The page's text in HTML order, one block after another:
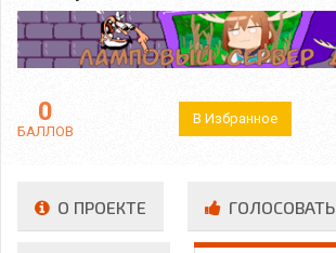
0
БАЛЛОВ
В Избранное
О ПРОЕКТЕ ГОЛОСОВАТЬ